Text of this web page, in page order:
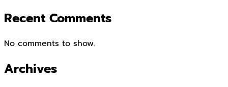
Recent Comments
No comments to show.
Archives